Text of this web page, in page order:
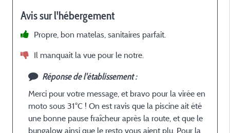
Avis sur l'hébergement
Propre, bon matelas, sanitaires parfait.
Il manquait la vue pour le notre.
Réponse de l'établissement :
Merci pour votre message, et bravo pour la virée en
moto sous 31°C ! On est ravis que la piscine ait été
une bonne pause fraîcheur après la route, et que le
bungalow ainsi que le resto vous aient plu. Pour la